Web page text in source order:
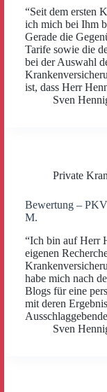
“Seit dem ersten
ich mich bei Ihm
Gerade die
Tarife sowie die
bei der Auswahl
ist, dass Herr
Sven
Private
Bewertung –
M.
“Ich bin auf Herr
eigenen
habe mich nach
Blogs für eine
mit deren
Sven